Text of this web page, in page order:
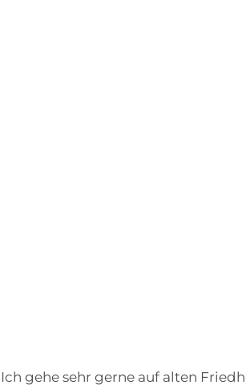
Ich gehe sehr gerne auf alten